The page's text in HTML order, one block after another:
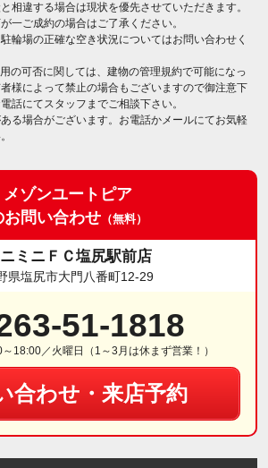
相違する場合は現状を優先させていただきます。
一ご成約の場合はご了承ください。
輪場の正確な空き状況についてはお問い合わせく
の可否に関しては、建物の管理規約で可能になっ
様によって禁止の場合もございますので御注意下
話にてスタッフまでご相談下さい。
る場合がございます。お電話かメールにてお気軽
メゾンユートピア
お問い合わせ （無料）
ニミニＦＣ塩尻駅前店
県塩尻市大門八番町12-29
51-1818
18:00／火曜日（1～3月は休まず営業！）
合わせ・来店予約